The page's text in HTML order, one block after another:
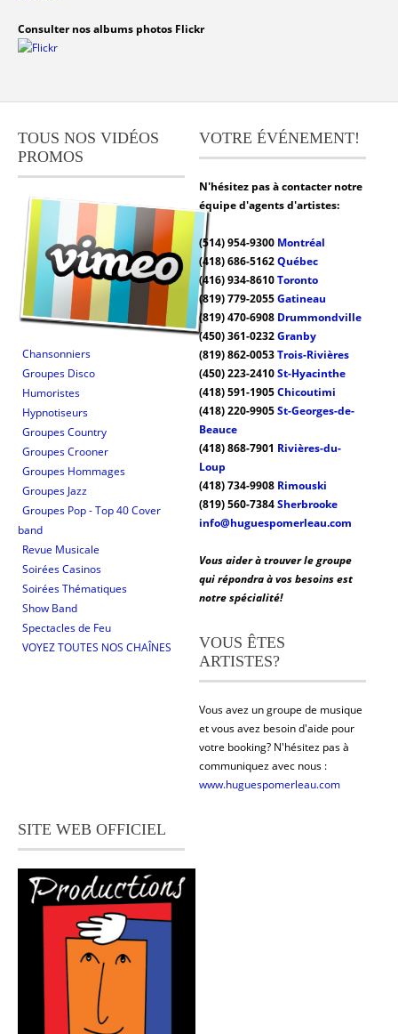
Consulter nos albums photos Flickr
TOUS NOS VIDÉOS
PROMOS
Chansonniers
Groupes Disco
Humoristes
Hypnotiseurs
Groupes Country
Groupes Crooner
Groupes Hommages
Groupes Jazz
Groupes Pop - Top 40 Cover
band
Revue Musicale
Soirées Casinos
Soirées Thématiques
Show Band
Spectacles de Feu
VOYEZ TOUTES NOS CHAÎNES
VOTRE ÉVÉNEMENT!
N'hésitez pas à contacter notre
équipe d'agents d'artistes:
(514) 954-9300 Montréal
(418) 686-5162Québec
(416) 934-8610Toronto
(819) 779-2055Gatineau
(819) 470-6908 Drummondville
(450) 361-0232Granby
(819) 862-0053Trois-Rivières
(450) 223-2410St-Hyacinthe
(418) 591-1905Chicoutimi
(418) 220-9905St-Georges-de-
Beauce
(418) 868-7901 Rivières-du-
Loup
(418) 734-9908 Rimouski
(819) 560-7384Sherbrooke
info@huguespomerleau.com
Vous aider à trouver le groupe
qui répondra à vos besoins est
notre spécialité!
VOUS ÊTES
ARTISTES?
Vous avez un groupe de musique
et vous avez besoin d'aide pour
votre booking? N'hésitez pas à
communiquez avec nous :
www.huguespomerleau.com
SITE WEB OFFICIEL